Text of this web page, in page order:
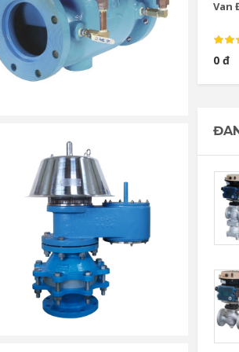
Van
0 đ